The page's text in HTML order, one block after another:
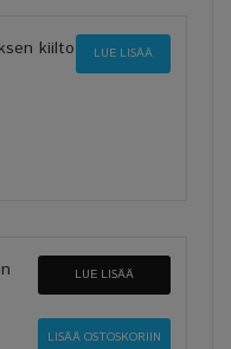
kiilto LUE LISÄÄ
LUE LISÄÄ